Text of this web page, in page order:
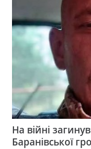
На війні
Баранівської